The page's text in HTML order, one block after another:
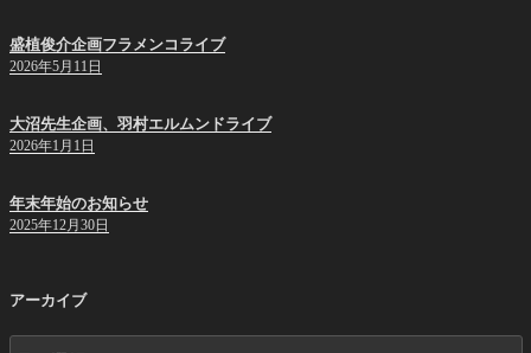
盛植俊介企画フラメンコライブ
2026年5月11日
大沼先生企画、羽村エルムンドライブ
2026年1月1日
年末年始のお知らせ
2025年12月30日
アーカイブ